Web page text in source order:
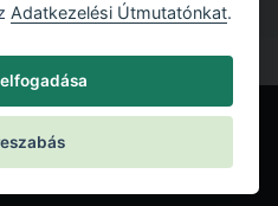
Adatkezelési Útmutatónkat.